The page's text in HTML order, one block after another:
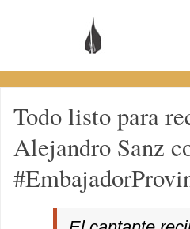
Todo listo para
Alejandro Sanz